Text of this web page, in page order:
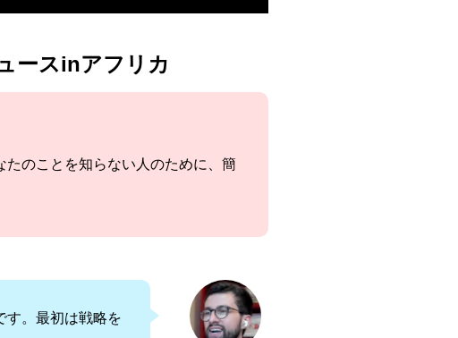
ースinアフリカ
のことを知らない人のために、簡
す。最初は戦略を